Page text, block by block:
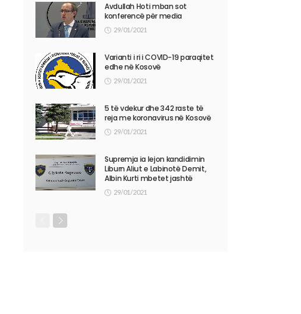
Avdullah Hoti mban sot
konferencë për media
29/01/2021
Varianti i ri i COVID-19 paraqitet
edhe në Kosovë
29/01/2021
5 të vdekur dhe 342 raste të
reja me koronavirus në Kosovë
29/01/2021
Supremja ia lejon kandidimin
Liburn Aliut e Labinotë Demit,
Albin Kurti mbetet jashtë
29/01/2021